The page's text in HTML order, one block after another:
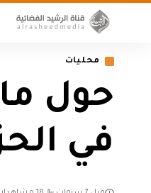
محليات
حول
في